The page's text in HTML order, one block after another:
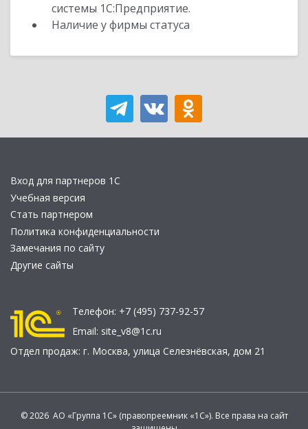
системы 1С:Предприятие.
Наличие у фирмы статуса
Вход для партнеров 1С
Учебная версия
Стать партнером
Политика конфиденциальности
Замечания по сайту
Другие сайты
Телефон: +7 (495) 737-92-57
Email: site_v8@1c.ru
Отдел продаж: г. Москва, улица Селезнёвская, дом 21
© 2026 АО «Группа 1С» (правопреемник «1С»). Все права на сайт